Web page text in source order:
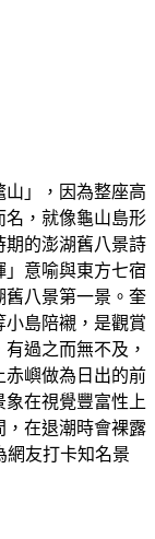
」，因為整座高
名，就像龜山島形
期的澎湖舊八景詩
」意喻與東方七宿
舊八景第一景。奎
島陪襯，是觀賞
過之而無不及，
赤嶼做為日出的前
在視覺豐富性上
，在退潮時會裸露
網友打卡知名景